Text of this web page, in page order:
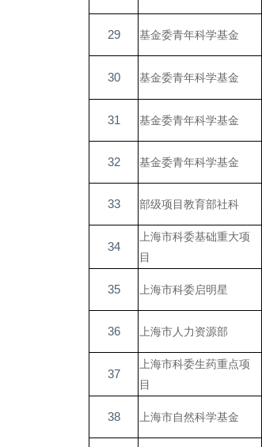
29 基金委青年科学基金
30 基金委青年科学基金
31 基金委青年科学基金
32 基金委青年科学基金
33 部级项目教育部社科
34
上海市科委基础重大项
目
35 上海市科委启明星
36 上海市人力资源部
37
上海市科委生药重点项
目
38 上海市自然科学基金